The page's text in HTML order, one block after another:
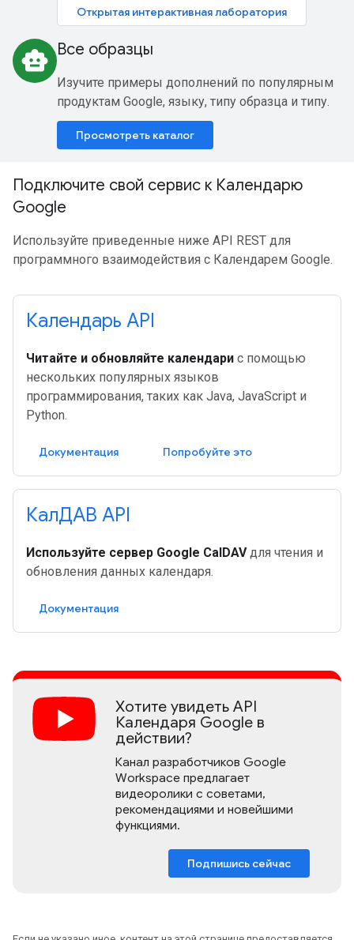
Открытая интерактивная лаборатория
smart_toy Все образцы
Изучите примеры дополнений по популярным
продуктам Google, языку, типу образца и типу.
Просмотреть каталог
Подключите свой сервис к Календарю
Google
Используйте приведенные ниже API REST для
программного взаимодействия с Календарем Google.
Календарь API
Читайте и обновляйте календари с помощью
нескольких популярных языков
программирования, таких как Java, JavaScript и
Python.
Документация Попробуйте это
КалДАВ API
Используйте сервер Google CalDAVдля чтения и
обновления данных календаря.
Документация
Хотите увидеть API
Календаря Google в
действии?
Канал разработчиков Google
Workspace предлагает
видеоролики с советами,
рекомендациями и новейшими
функциями.
Подпишись сейчас